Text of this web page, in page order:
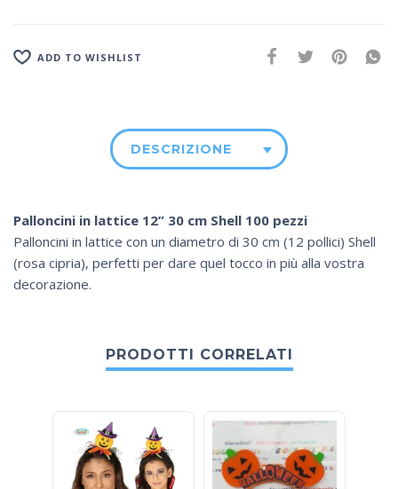
ADD TO WISHLIST
DESCRIZIONE
Palloncini in lattice 12” 30 cm Shell 100 pezzi
Palloncini in lattice con un diametro di 30 cm (12 pollici) Shell
(rosa cipria), perfetti per dare quel tocco in più alla vostra
decorazione.
PRODOTTI CORRELATI